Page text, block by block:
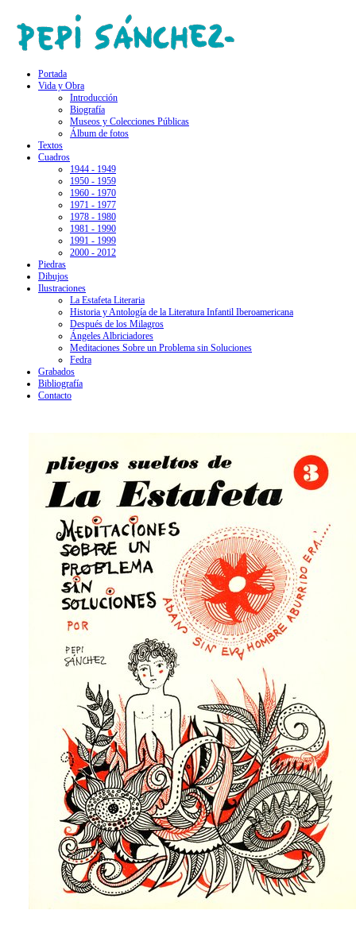
Portada
Vida y Obra
Introducción
Biografía
Museos y Colecciones Públicas
Álbum de fotos
Textos
Cuadros
1944 - 1949
1950 - 1959
1960 - 1970
1971 - 1977
1978 - 1980
1981 - 1990
1991 - 1999
2000 - 2012
Piedras
Dibujos
Ilustraciones
La Estafeta Literaria
Historia y Antología de la Literatura Infantil Iberoamericana
Después de los Milagros
Ángeles Albriciadores
Meditaciones Sobre un Problema sin Soluciones
Fedra
Grabados
Bibliografía
Contacto